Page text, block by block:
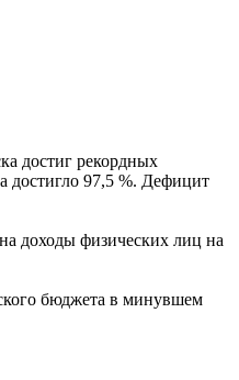
достиг рекордных
достигло 97,5 %. Дефицит
доходы физических лиц на
бюджета в минувшем